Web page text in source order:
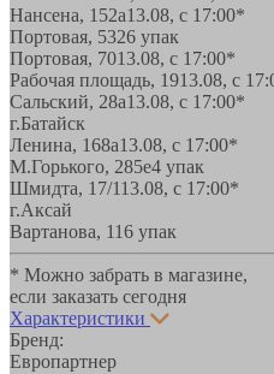
Нансена, 152а13.08, с 17:00*
Портовая, 5326 упак
Портовая, 7013.08, с 17:00*
Рабочая площадь, 1913.08, с
Сальский, 28a13.08, с 17:00*
г.Батайск
Ленина, 168а13.08, с 17:00*
М.Горького, 285е4 упак
Шмидта, 17/113.08, с 17:00*
г.Аксай
Вартанова, 116 упак
* Можно забрать в магазине,
если заказать сегодня
Характеристики
Бренд:
Европартнер